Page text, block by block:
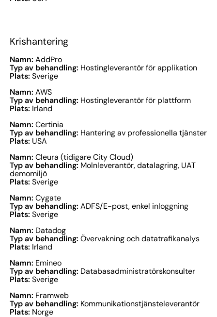
Krishantering
Namn: AddPro
Typ av behandling: Hostingleverantör för applikation
Plats: Sverige
Namn: AWS
Typ av behandling: Hostingleverantör för plattform
Plats: Irland
Namn: Certinia
Typ av behandling: Hantering av professionella tjänster
Plats: USA
Namn: Cleura (tidigare City Cloud)
Typ av behandling: Molnleverantör, datalagring, UAT
demomiljö
Plats: Sverige
Namn: Cygate
Typ av behandling: ADFS/E-post, enkel inloggning
Plats: Sverige
Namn: Datadog
Typ av behandling: Övervakning och datatrafikanalys
Plats: Irland
Namn: Emineo
Typ av behandling: Databasadministratörskonsulter
Plats: Sverige
Namn: Framweb
Typ av behandling: Kommunikationstjänsteleverantör
Plats: Norge